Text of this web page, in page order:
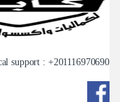
support : +201116970690